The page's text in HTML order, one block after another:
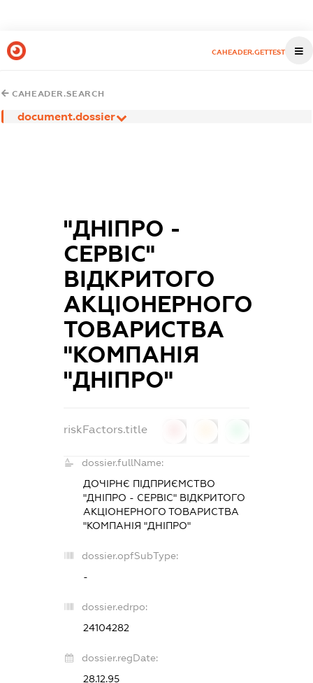
CAHEADER.GETTEST
CAHEADER.SEARCH
document.dossier
"ДНІПРО -
СЕРВІС"
ВІДКРИТОГО
АКЦІОНЕРНОГО
ТОВАРИСТВА
"КОМПАНІЯ
"ДНІПРО"
riskFactors.title
dossier.fullName:
ДОЧІРНЄ ПІДПРИЄМСТВО
"ДНІПРО - СЕРВІС" ВІДКРИТОГО
АКЦІОНЕРНОГО ТОВАРИСТВА
"КОМПАНІЯ "ДНІПРО"
dossier.opfSubType:
-
dossier.edrpo:
24104282
dossier.regDate:
28.12.95